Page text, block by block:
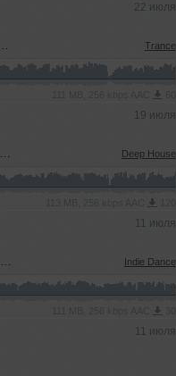
22 июля
Trance
19 июля
Deep House
11 июля
Indie Dance
11 июля